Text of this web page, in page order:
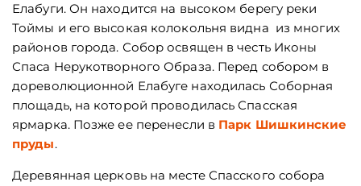
Елабуги. Он находится на высоком берегу реки
Тоймы и его высокая колокольня видна из многих
районов города. Собор освящен в честь Иконы
Спаса Нерукотворного Образа. Перед собором в
дореволюционной Елабуге находилась Соборная
площадь, на которой проводилась Спасская
ярмарка. Позже ее перенесли в Парк Шишкинские
пруды.
Деревянная церковь на месте Спасского собора